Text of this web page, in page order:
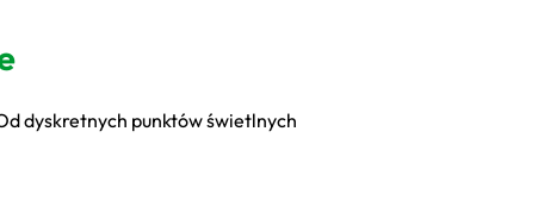
dyskretnych punktów świetlnych